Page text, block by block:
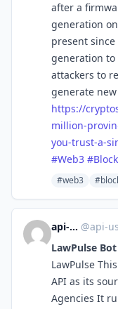
after a
generation
present
generation
attackers to
generate
https://
million-
you-trust-a-
#Web3 #
#web3
api-user @api-
LawPulse Bot
LawPulse
API as its
Agencies It